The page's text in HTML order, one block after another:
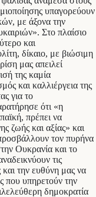
υπαγορεύουν
με άξονα την
Στο πλαίσιο
και
δίκαιο, με βιώσιμη
μας απειλεί
της καμία
και καλλιέργεια της
για το
ότι «η
πρέπει να
ζωής και αξίας» και
τον πυρήνα
Ουκρανία και το
τις
και την ευθύνη μας να
που υπηρετούν την
δημοκρατία